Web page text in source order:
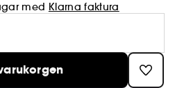
med Klarna faktura